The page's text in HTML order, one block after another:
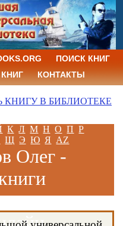
ПОИСК КНИГ
КОНТАКТЫ
КНИГУ В БИБЛИОТЕКЕ
К Л М Н О П Р
Щ Э Ю Я AZ
Олег -
читать